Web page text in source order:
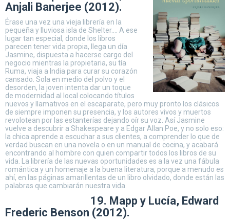
Anjali Banerjee (2012).
Érase una vez una vieja librería en la
pequeña y lluviosa isla de Shelter…. A ese
lugar tan especial, donde los libros
parecen tener vida propia, llega un día
Jasmine, dispuesta a hacerse cargo del
negocio mientras la propietaria, su tía
Ruma, viaja a India para curar su corazón
cansado. Sola en medio del polvo y el
desorden, la joven intenta dar un toque
de modernidad al local colocando títulos
nuevos y llamativos en el escaparate, pero muy pronto los clásicos
de siempre imponen su presencia, y los autores vivos y muertos
revolotean por las estanterías dejando oír su voz. Así Jasmine
vuelve a descubrir a Shakespeare y a Edgar Allan Poe, y no solo eso:
la chica aprende a escuchar a sus clientes, a comprender lo que de
verdad buscan en una novela o en un manual de cocina, y acabará
encontrando al hombre con quien compartir todos los libros de su
vida. La librería de las nuevas oportunidades es a la vez una fábula
romántica y un homenaje a la buena literatura, porque a menudo es
ahí, en las páginas amarillentas de un libro olvidado, donde están las
palabras que cambiarán nuestra vida.
19. Mapp y Lucía, Edward
Frederic Benson (2012).